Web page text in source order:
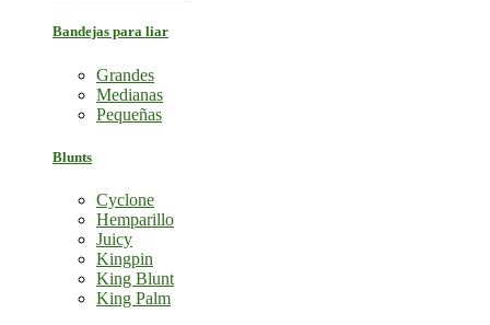
Bandejas para liar
Grandes
Medianas
Pequeñas
Blunts
Cyclone
Hemparillo
Juicy
Kingpin
King Blunt
King Palm